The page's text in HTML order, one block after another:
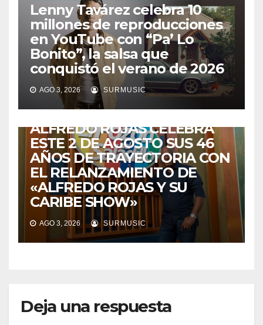
Lenny Tavárez celebra 10
millones de reproducciones
en YouTube con “Pa’ Lo
Bonito”, la salsa que
conquistó el verano de 2026
AGO 3, 2026 SURMUSIC
CABIMAS ENTRETENIMIENTO TALENTO ZULIANO
VENEZUELA
DE VUELTA A CASA:
ALFREDO ROJAS CELEBRA
ESTE 2 DE AGOSTO SUS 46
AÑOS DE TRAYECTORIA CON
EL RELANZAMIENTO DE
«ALFREDO ROJAS Y SU
CARIBE SHOW»
AGO 3, 2026 SURMUSIC
Deja una respuesta